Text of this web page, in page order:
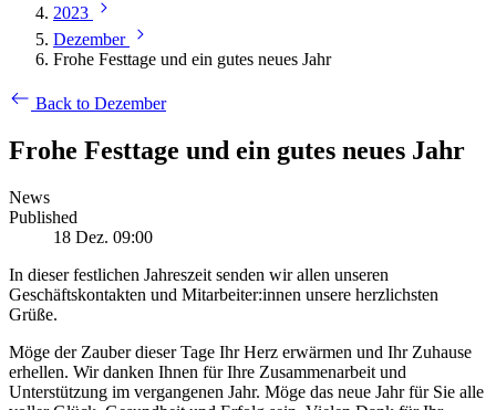
2023
Dezember
Frohe Festtage und ein gutes neues Jahr
Back to Dezember
Frohe Festtage und ein gutes neues Jahr
News
Published
18 Dez. 09:00
In dieser festlichen Jahreszeit senden wir allen unseren
Geschäftskontakten und Mitarbeiter:innen unsere herzlichsten
Grüße.
Möge der Zauber dieser Tage Ihr Herz erwärmen und Ihr Zuhause
erhellen. Wir danken Ihnen für Ihre Zusammenarbeit und
Unterstützung im vergangenen Jahr. Möge das neue Jahr für Sie alle